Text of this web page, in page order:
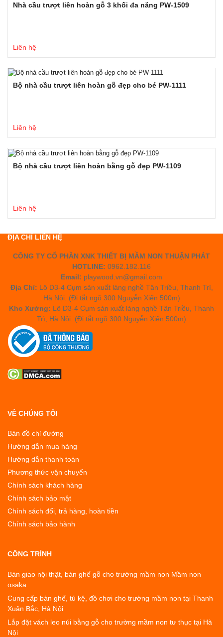
Nhà cầu trượt liên hoàn gỗ 3 khối đa năng PW-1509
Liên hệ
Bộ nhà cầu trượt liên hoàn gỗ đẹp cho bé PW-1111
Liên hệ
Bộ nhà cầu trượt liên hoàn bằng gỗ đẹp PW-1109
Liên hệ
ĐỊA CHỈ LIÊN HỆ
CÔNG TY CỔ PHẦN XNK THIẾT BỊ MẦM NON THUẬN PHÁT
HOTLINE: 0962.182.116
Email: playwood.vn@gmail.com
Địa Chỉ: Lô D3-4 Cụm sản xuất làng nghề Tân Triều, Thanh Trì,
Hà Nội. (Đi tắt ngõ 300 Nguyễn Xiển 500m)
Kho Xưởng: Lô D3-4 Cụm sản xuất làng nghề Tân Triều, Thanh
Trì, Hà Nội. (Đi tắt ngõ 300 Nguyễn Xiển 500m)
VỀ CHÚNG TÔI
Bản đồ chỉ đường
Hướng dẫn mua hàng
Hướng dẫn thanh toán
Phương thức vận chuyển
Chính sách khách hàng
Chính sách bảo mật
Chính sách đổi, trả hàng, hoàn tiền
Chính sách bảo hành
CÔNG TRÌNH
Bàn giao nội thật, bàn ghế gỗ cho trường mầm non Mầm non
osaka
Cung cấp bàn ghế, tủ kệ, đồ chơi cho trường mầm non tại Thanh
Xuân Bắc, Hà Nội
Lắp đặt vách leo núi bằng gỗ cho trường mầm non tư thục tại Hà
Nội